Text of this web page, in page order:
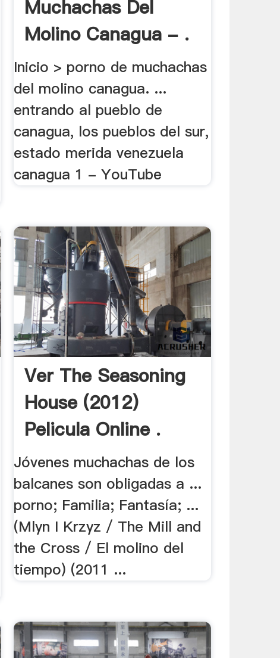
Muchachas Del
Molino Canagua - .
Inicio > porno de muchachas
del molino canagua. ...
entrando al pueblo de
canagua, los pueblos del sur,
estado merida venezuela
canagua 1 - YouTube
Ver The Seasoning
House (2012)
Pelicula Online .
Jóvenes muchachas de los
balcanes son obligadas a ...
porno; Familia; Fantasía; ...
(Mlyn I Krzyz / The Mill and
the Cross / El molino del
tiempo) (2011 ...